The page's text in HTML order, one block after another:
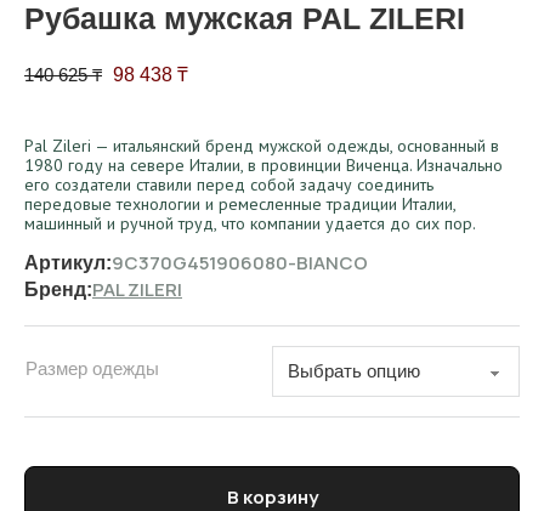
Рубашка мужская PAL ZILERI
140 625₸ Первоначальная цена составляла 140 625 ₸.
98 438 ₸Текущая цена: 98 438 ₸.
Pal Zileri — итальянский бренд мужской одежды, основанный в
1980 году на севере Италии, в провинции Виченца. Изначально
его создатели ставили перед собой задачу соединить
передовые технологии и ремесленные традиции Италии,
машинный и ручной труд, что компании удается до сих пор.
Артикул:9C370G451906080-BIANCO
Бренд:PAL ZILERI
Размер одежды
Количество товара Рубашка мужская PAL ZILERI
В корзину